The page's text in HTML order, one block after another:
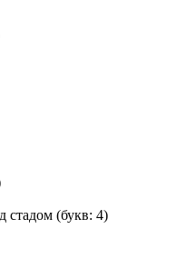
стадом (букв: 4)